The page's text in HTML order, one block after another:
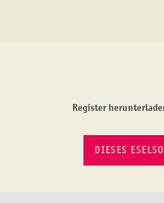
Register
DIESES